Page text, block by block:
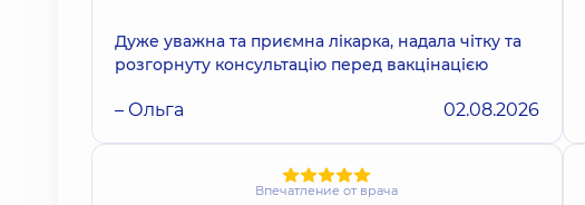
Дуже уважна та приємна лікарка, надала чітку та
розгорнуту консультацію перед вакцінацією
– Ольга 02.08.2026
Впечатление от врача